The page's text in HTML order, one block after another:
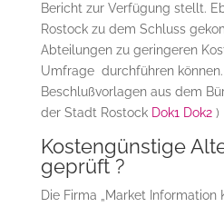
Bericht zur Verfügung stellt.
Rostock zu dem Schluss
Abteilungen zu geringeren
Umfrage durchführen
Beschlußvorlagen aus dem
der Stadt Rostock Dok1 Dok2)
Kostengünstige
geprüft ?
Die Firma „Market Information